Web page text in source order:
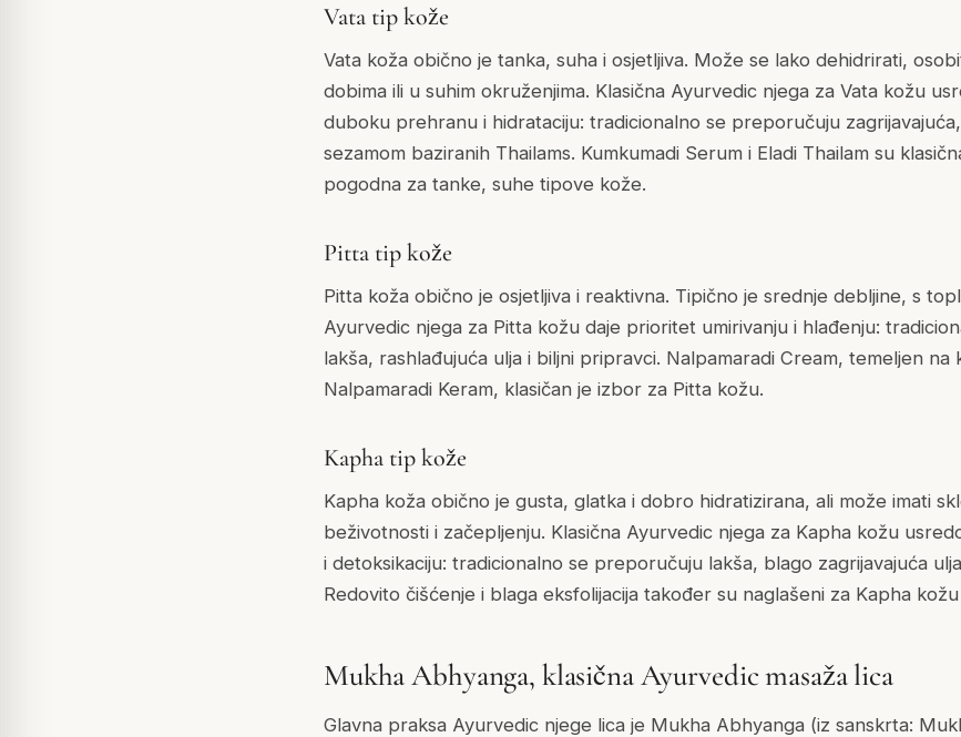
Vata tip kože
Vata koža obično je tanka, suha i osjetljiva. Može se lako dehidrirati,
dobima ili u suhim okruženjima. Klasična Ayurvedic njega za Vata kožu
duboku prehranu i hidrataciju: tradicionalno se preporučuju
sezamom baziranih Thailams. Kumkumadi Serum i Eladi Thailam su
pogodna za tanke, suhe tipove kože.
Pitta tip kože
Pitta koža obično je osjetljiva i reaktivna. Tipično je srednje debljine, s
Ayurvedic njega za Pitta kožu daje prioritet umirivanju i hlađenju:
lakša, rashlađujuća ulja i biljni pripravci. Nalpamaradi Cream, temeljen na
Nalpamaradi Keram, klasičan je izbor za Pitta kožu.
Kapha tip kože
Kapha koža obično je gusta, glatka i dobro hidratizirana, ali može imati
beživotnosti i začepljenju. Klasična Ayurvedic njega za Kapha kožu
i detoksikaciju: tradicionalno se preporučuju lakša, blago zagrijavajuća
Redovito čišćenje i blaga eksfolijacija također su naglašeni za Kapha
Mukha Abhyanga, klasična Ayurvedic masaža lica
Glavna praksa Ayurvedic njege lica je Mukha Abhyanga (iz sanskrta: